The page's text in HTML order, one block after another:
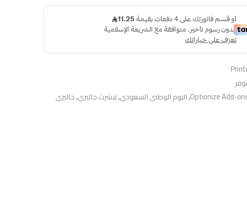
Optionize Add-
,اليوم الوطني السعودي,تيشرت جاليري,جاليري